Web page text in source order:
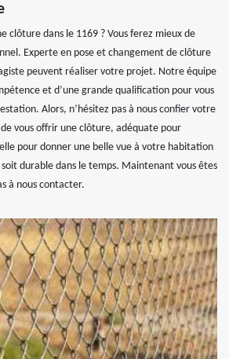
clôture dans le 1169 ? Vous ferez mieux de
Experte en pose et changement de clôture
peuvent réaliser votre projet. Notre équipe
et d’une grande qualification pour vous
Alors, n’hésitez pas à nous confier votre
vous offrir une clôture, adéquate pour
pour donner une belle vue à votre habitation
durable dans le temps. Maintenant vous êtes
à nous contacter.